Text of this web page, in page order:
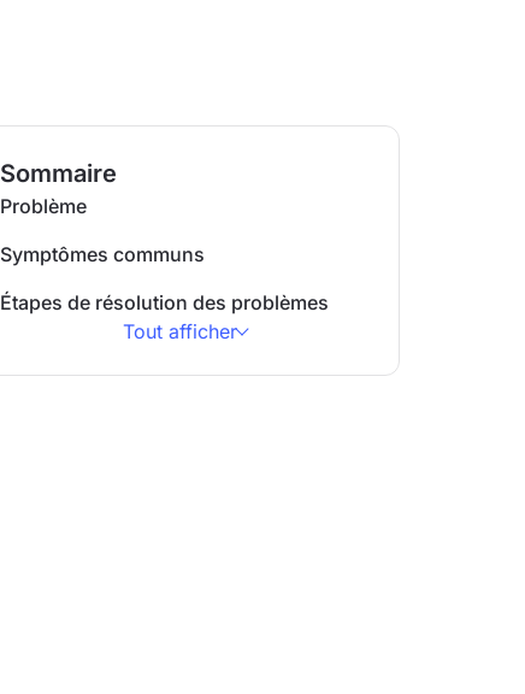
Sommaire
Problème
Symptômes communs
Étapes de résolution des problèmes
Tout afficher